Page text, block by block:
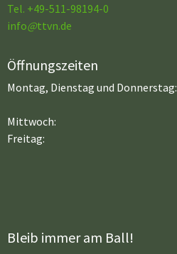
Tel. +49-511-98194-0
info@ttvn.de
Öffnungszeiten
Montag, Dienstag und Donnerstag:
Mittwoch:
Freitag:
Bleib immer am Ball!